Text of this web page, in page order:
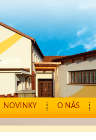
NOVINKY O NÁS